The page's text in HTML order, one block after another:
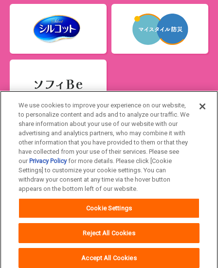
Japan
ユニ・チャームHOME お問い合わせ
ウェブサイト利用規約 プライバシーポリシー
We use cookies to improve your experience on our website,
to personalize content and ads and to analyze our traffic. We
share information about your use of our website with our
advertising and analytics partners, who may combine it with
other information that you have provided to them or that they
have collected from your use of their services. Please see
our Privacy Policyfor more details. Please click [Cookie
Settings] to customize your cookie settings. You can
withdraw your consent at any time via the hover button
appears on the bottom left of our website.
Cookie Settings
Reject All Cookies
Accept All Cookies